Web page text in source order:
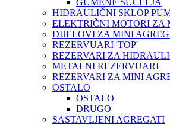
GUMENE SUČELJA
HIDRAULIČNI SKLOP
ELEKTRIČNI MOTORI ZA
DIJELOVI ZA MINI
REZERVUARI 'TOP'
REZERVARI ZA
METALNI REZERVUARI
REZERVARI ZA MINI
OSTALO
OSTALO
DRUGO
SASTAVLJENI AGREGATI